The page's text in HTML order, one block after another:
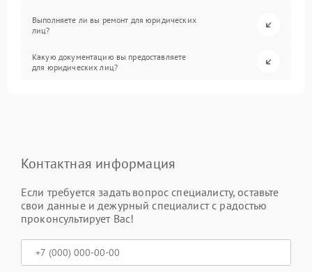
Выполняете ли вы ремонт для юридических
лиц?
Какую документацию вы предоставляете
для юридических лиц?
Контактная информация
Если требуется задать вопрос специалисту, оставьте
свои данные и дежурный специалист с радостью
проконсультирует Вас!